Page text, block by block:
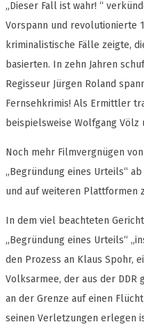
„Dieser Fall ist wahr! “
Vorspann und revolutionierte
kriminalistische Fälle zeigte,
basierten. In zehn Jahren
Regisseur Jürgen Roland
Fernsehkrimis! Als Ermittler
beispielsweise Wolfgang Völz
Noch mehr Filmvergnügen
„Begründung eines Urteils“
und auf weiteren Plattformen
In dem viel beachteten
„Begründung eines Urteils“
den Prozess an Klaus Spohr,
Volksarmee, der aus der DDR
an der Grenze auf einen
seinen Verletzungen erlegen